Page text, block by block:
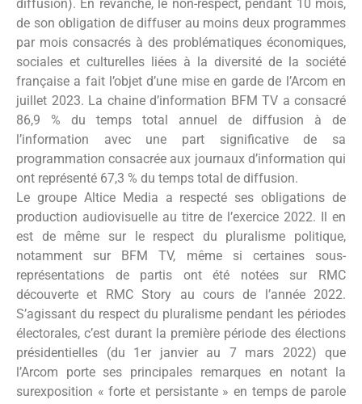
diffusion). En revanche, le non-respect, pendant 10 mois,
de son obligation de diffuser au moins deux programmes
par mois consacrés à des problématiques économiques,
sociales et culturelles liées à la diversité de la société
française a fait l’objet d’une mise en garde de l’Arcom en
juillet 2023. La chaine d’information BFM TV a consacré
86,9 % du temps total annuel de diffusion à de
l’information avec une part significative de sa
programmation consacrée aux journaux d’information qui
ont représenté 67,3 % du temps total de diffusion.
Le groupe Altice Media a respecté ses obligations de
production audiovisuelle au titre de l’exercice 2022. Il en
est de même sur le respect du pluralisme politique,
notamment sur BFM TV, même si certaines sous-
représentations de partis ont été notées sur RMC
découverte et RMC Story au cours de l’année 2022.
S’agissant du respect du pluralisme pendant les périodes
électorales, c’est durant la première période des élections
présidentielles (du 1er janvier au 7 mars 2022) que
l’Arcom porte ses principales remarques en notant la
surexposition « forte et persistante » en temps de parole